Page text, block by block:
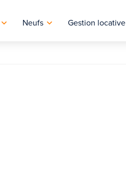
Neufs Gestion locative